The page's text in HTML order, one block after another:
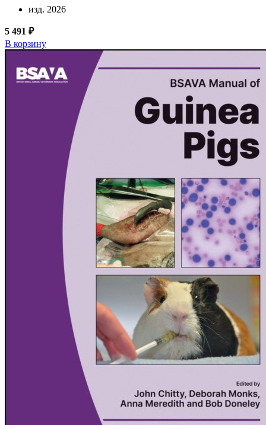
изд. 2026
5 491 ₽
В корзину